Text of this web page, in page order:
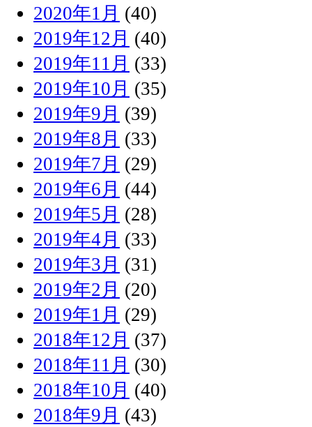
2020年1月 (40)
2019年12月 (40)
2019年11月 (33)
2019年10月 (35)
2019年9月 (39)
2019年8月 (33)
2019年7月 (29)
2019年6月 (44)
2019年5月 (28)
2019年4月 (33)
2019年3月 (31)
2019年2月 (20)
2019年1月 (29)
2018年12月 (37)
2018年11月 (30)
2018年10月 (40)
2018年9月 (43)